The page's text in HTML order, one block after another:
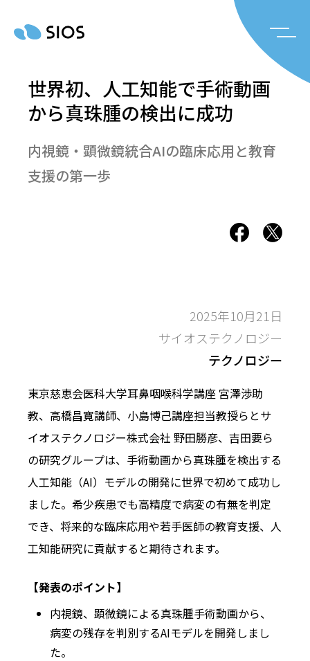
世界初、人工知能で手術動画
から真珠腫の検出に成功
内視鏡・顕微鏡統合AIの臨床応用と教育
支援の第一歩
2025年10月21日
サイオステクノロジー
テクノロジー
東京慈恵会医科大学耳鼻咽喉科学講座 宮澤渉助
教、高橋昌寛講師、小島博己講座担当教授らとサ
イオステクノロジー株式会社 野田勝彦、吉田要ら
の研究グループは、手術動画から真珠腫を検出する
人工知能（AI）モデルの開発に世界で初めて成功し
ました。希少疾患でも高精度で病変の有無を判定
でき、将来的な臨床応用や若手医師の教育支援、人
工知能研究に貢献すると期待されます。
【発表のポイント】
内視鏡、顕微鏡による真珠腫手術動画から、
病変の残存を判別するAIモデルを開発しまし
た。